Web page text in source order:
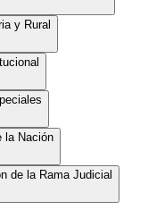
y Rural
la Nación
de la Rama Judicial